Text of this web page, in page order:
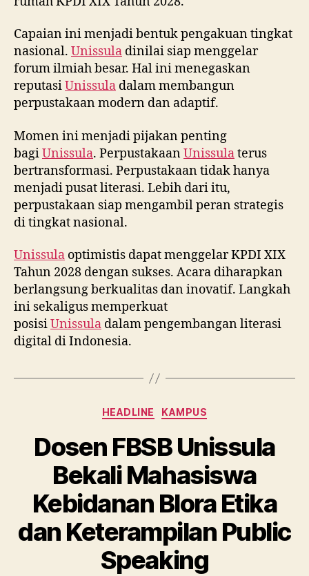
Capaian ini menjadi bentuk pengakuan tingkat
nasional. Unissula dinilai siap menggelar
forum ilmiah besar. Hal ini menegaskan
reputasiUnissula dalam membangun
perpustakaan modern dan adaptif.
Momen ini menjadi pijakan penting
bagiUnissula. PerpustakaanUnissulaterus
bertransformasi. Perpustakaan tidak hanya
menjadi pusat literasi. Lebih dari itu,
perpustakaan siap mengambil peran strategis
di tingkat nasional.
Unissula optimistis dapat menggelar KPDI XIX
Tahun 2028 dengan sukses. Acara diharapkan
berlangsung berkualitas dan inovatif. Langkah
ini sekaligus memperkuat
posisiUnissula dalam pengembangan literasi
digital di Indonesia.
Categories
HEADLINE KAMPUS
Dosen FBSB Unissula
Bekali Mahasiswa
Kebidanan Blora Etika
dan Keterampilan Public
Speaking